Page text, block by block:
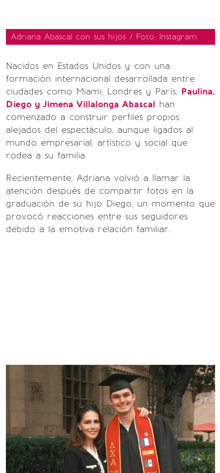
Adriana Abascal con sus hijos / Foto: Instagram
Nacidos en Estados Unidos y con una
formación internacional desarrollada entre
ciudades como Miami, Londres y París; Paulina,
Diego y Jimena Villalonga Abascal han
comenzado a construir perfiles propios
alejados del espectáculo, aunque ligados al
mundo empresarial, artístico y social que
rodea a su familia.
Recientemente, Adriana volvió a llamar la
atención después de compartir fotos en la
graduación de su hijo Diego, un momento que
provocó reacciones entre sus seguidores
debido a la emotiva relación familiar.